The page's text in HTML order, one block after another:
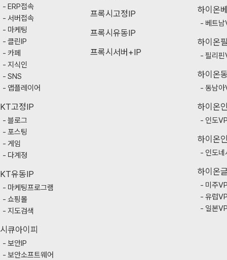
ERP접속
서버접속
마케팅
클린IP
카페
지식인
SNS
앱플레이어
KT고정IP
블로그
포스팅
게임
다계정
KT유동IP
마케팅프로그램
쇼핑몰
지도검색
시큐아이피
보안IP
보안소프트웨어
프록시고정IP
프록시유동IP
프록시서버+IP
하이온
베트
하이온
필리
하이온
동남
하이온
인도
하이온
인도
하이온
미주
유럽
일본